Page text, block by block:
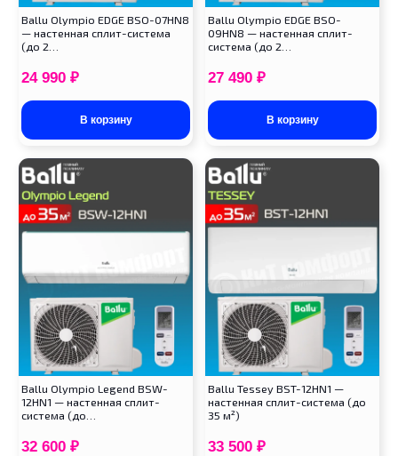
Ballu Olympio EDGE BSO-07HN8
— настенная сплит-система
(до 2…
24 990 ₽
В корзину
Ballu Olympio EDGE BSO-
09HN8 — настенная сплит-
система (до 2…
27 490 ₽
В корзину
Ballu Olympio Legend BSW-
12HN1 — настенная сплит-
система (до…
32 600 ₽
Ballu Tessey BST-12HN1 —
настенная сплит-система (до
35 м²)
33 500 ₽